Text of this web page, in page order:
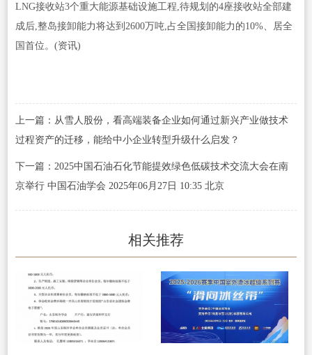
LNG接收站3个重大能源基础设施工程,待规划的4座接收站全部建
成后,整岛接卸能力将达到2600万吨,占全国接卸能力的10%、居全
国首位。(资讯)
上一篇：从雪人股份，看高端装备企业如何通过新兴产业做技术
过程资产的迁移，能给中小企业转型升级什么启发？
下一篇：2025中国石油石化节能提效绿色低碳技术交流大会在南
京举行 中国石油学会 2025年06月27日 10:35 北京
相关推荐